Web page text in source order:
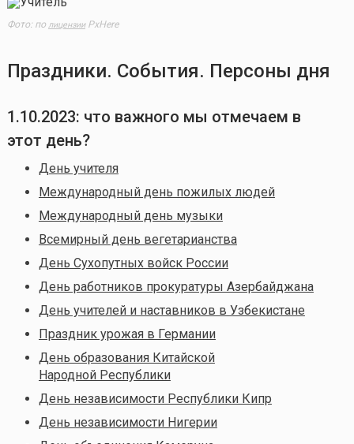
Фото: по лицензииPxHere
Праздники. События. Персоны дня
1.10.2023: что важного мы отмечаем в
этот день?
День учителя
Международный день пожилых людей
Международный день музыки
Всемирный день вегетарианства
День Сухопутных войск России
День работников прокуратуры Азербайджана
День учителей и наставников в Узбекистане
Праздник урожая в Германии
День образования Китайской
Народной Республики
День независимости Республики Кипр
День независимости Нигерии